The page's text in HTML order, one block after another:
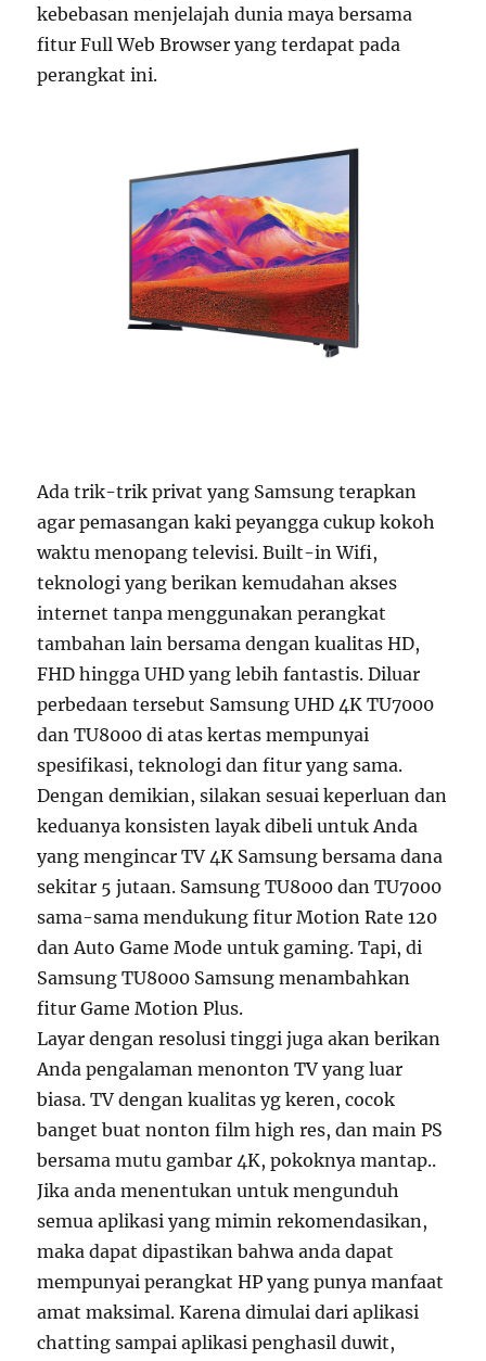
kebebasan menjelajah dunia maya bersama
fitur Full Web Browser yang terdapat pada
perangkat ini.
Ada trik-trik privat yang Samsung terapkan
agar pemasangan kaki peyangga cukup kokoh
waktu menopang televisi. Built-in Wifi,
teknologi yang berikan kemudahan akses
internet tanpa menggunakan perangkat
tambahan lain bersama dengan kualitas HD,
FHD hingga UHD yang lebih fantastis. Diluar
perbedaan tersebut Samsung UHD 4K TU7000
dan TU8000 di atas kertas mempunyai
spesifikasi, teknologi dan fitur yang sama.
Dengan demikian, silakan sesuai keperluan dan
keduanya konsisten layak dibeli untuk Anda
yang mengincar TV 4K Samsung bersama dana
sekitar 5 jutaan. Samsung TU8000 dan TU7000
sama-sama mendukung fitur Motion Rate 120
dan Auto Game Mode untuk gaming. Tapi, di
Samsung TU8000 Samsung menambahkan
fitur Game Motion Plus.
Layar dengan resolusi tinggi juga akan berikan
Anda pengalaman menonton TV yang luar
biasa. TV dengan kualitas yg keren, cocok
banget buat nonton film high res, dan main PS
bersama mutu gambar 4K, pokoknya mantap..
Jika anda menentukan untuk mengunduh
semua aplikasi yang mimin rekomendasikan,
maka dapat dipastikan bahwa anda dapat
mempunyai perangkat HP yang punya manfaat
amat maksimal. Karena dimulai dari aplikasi
chatting sampai aplikasi penghasil duwit,